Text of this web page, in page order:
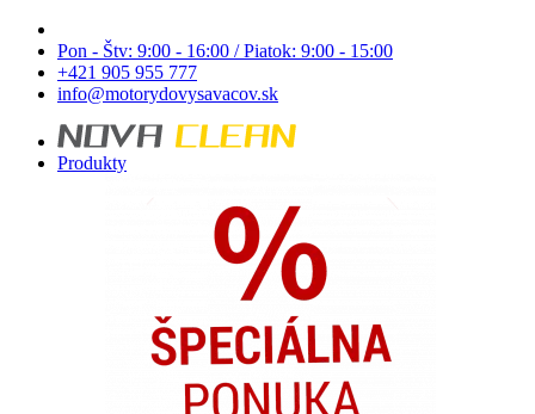
Pon - Štv: 9:00 - 16:00 / Piatok: 9:00 - 15:00
+421 905 955 777
info@motorydovysavacov.sk
Produkty